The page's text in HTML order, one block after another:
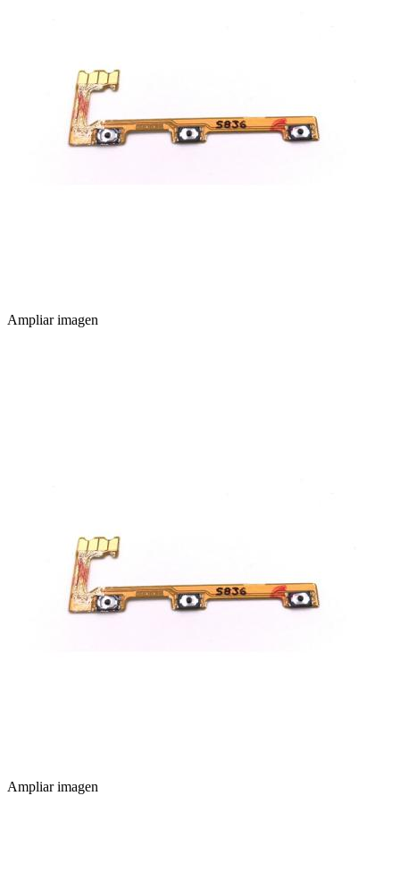
Ampliar imagen
Ampliar imagen